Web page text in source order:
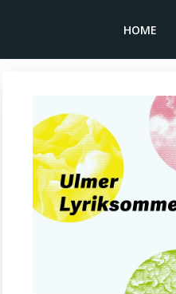
HOME